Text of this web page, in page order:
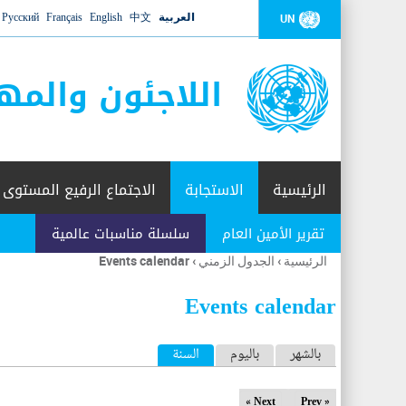
UN العربية 中文
English
Français
Русский
اللاجئون
الرئيسية الاستجابة
تقرير الأمين العام سلسلة مناسبات عالمية
الاجتماع الرفيع المستوى
أنت
هنا
الرئيسية › الجدول الزمني ›
Events calendar
Events calendar
ا
ل
بالشهر باليوم السنة (علامة التبويب النشطة)